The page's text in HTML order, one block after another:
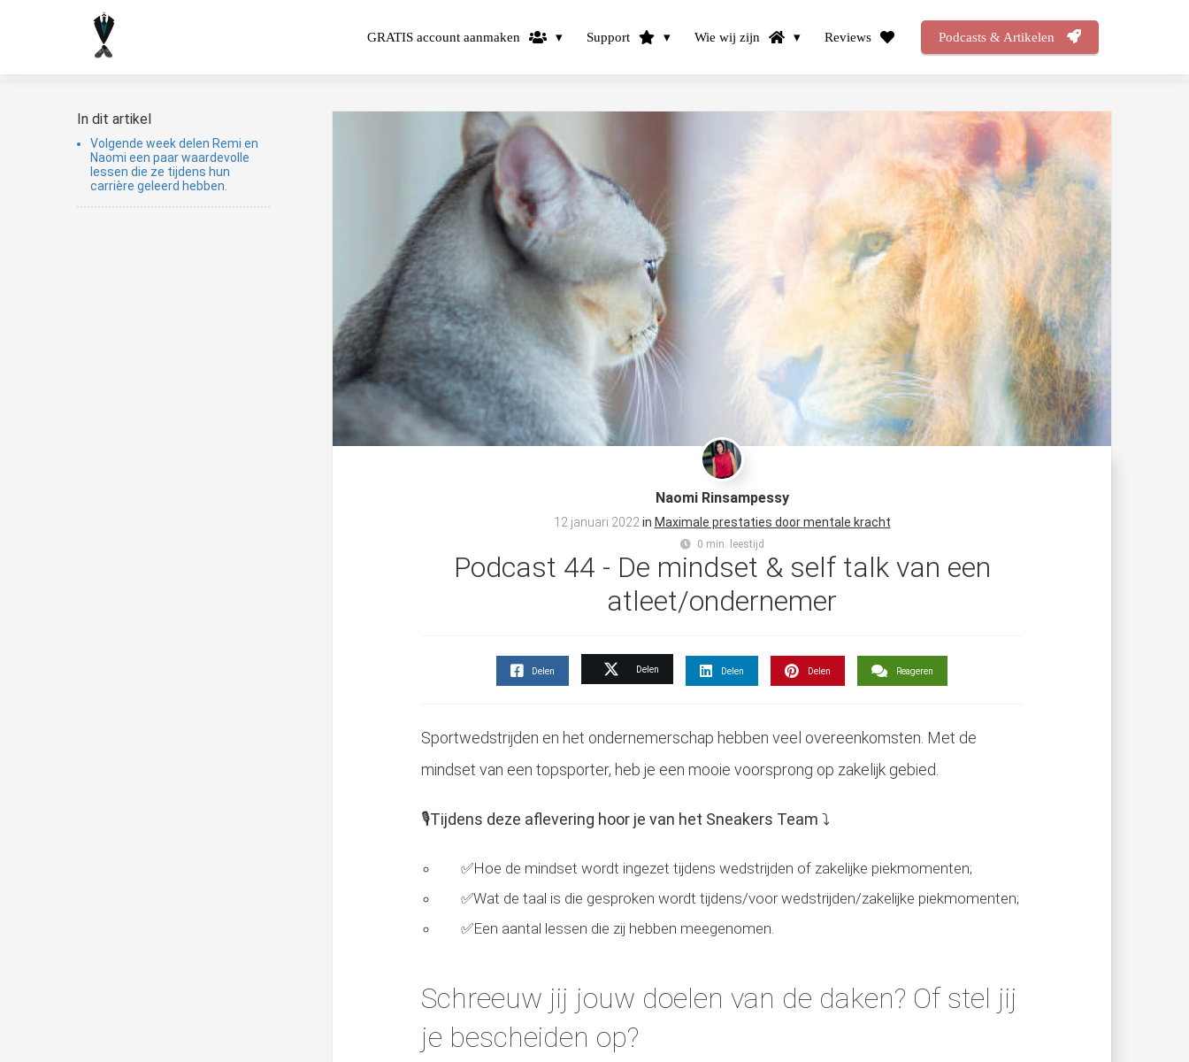
GRATIS account aanmaken Support Wie wij zijn Reviews Podcasts & Artikelen
In dit artikel
Volgende week delen Remi en
Naomi een paar waardevolle
lessen die ze tijdens hun
carrière geleerd hebben.
Naomi Rinsampessy
12 januari 2022 in Maximale prestaties door mentale kracht
0 min. leestijd
Podcast 44 - De mindset & self talk van een
atleet/ondernemer
Delen Delen Delen Delen Reageren
Sportwedstrijden en het ondernemerschap hebben veel overeenkomsten. Met de
mindset van een topsporter, heb je een mooie voorsprong op zakelijk gebied.
🎙Tijdens deze aflevering hoor je van het Sneakers Team ⤵️
✅Hoe de mindset wordt ingezet tijdens wedstrijden of zakelijke piekmomenten;
✅Wat de taal is die gesproken wordt tijdens/voor wedstrijden/zakelijke piekmomenten;
✅Een aantal lessen die zij hebben meegenomen.
Schreeuw jij jouw doelen van de daken? Of stel jij
je bescheiden op?